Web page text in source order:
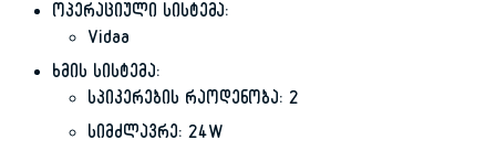
ოპერაციული სისტემა:
Vidaa
ხმის სისტემა:
სპიკერების რაოდენობა: 2
სიმძლავრე: 24W